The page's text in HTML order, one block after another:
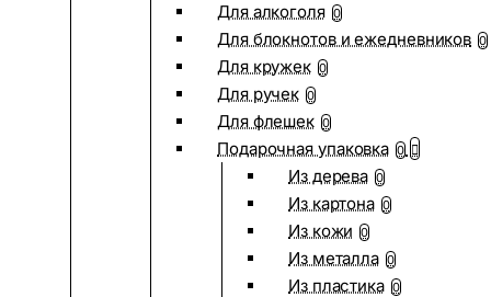
Для алкоголя 0
Для блокнотов и ежедневников 0
Для кружек 0
Для ручек 0
Для флешек 0
Подарочная упаковка 0
Из дерева 0
Из картона 0
Из кожи 0
Из металла 0
Из пластика 0